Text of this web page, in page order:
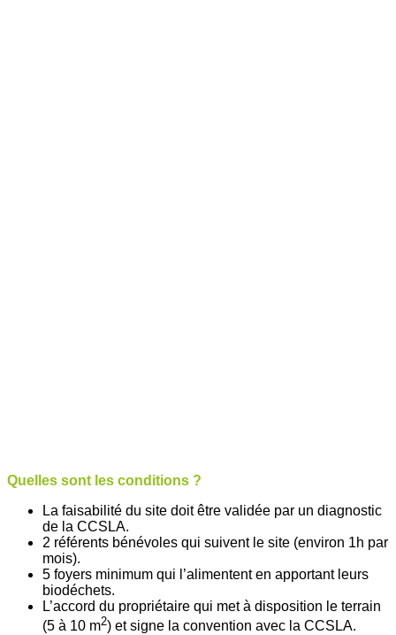
Quelles sont les conditions ?
La faisabilité du site doit être validée par un diagnostic
de la CCSLA.
2 référents bénévoles qui suivent le site (environ 1h par
mois).
5 foyers minimum qui l’alimentent en apportant leurs
biodéchets.
L’accord du propriétaire qui met à disposition le terrain
(5 à 10 m2) et signe la convention avec la CCSLA.